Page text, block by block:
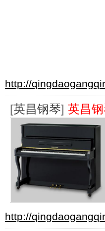
http://
[英昌钢琴] 英昌
http://